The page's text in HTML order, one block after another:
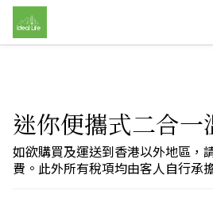
迷你便攜式二合一
如欲購買及運送到香港以外地區，
費。此外所有稅項均由客人自行承